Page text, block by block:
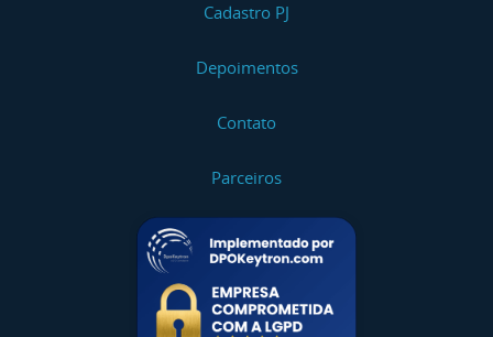
Cadastro PJ
Depoimentos
Contato
Parceiros